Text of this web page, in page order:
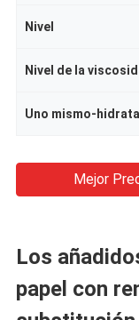
Nivel
Nivel de la
Uno mismo-
Mejor
Los
papel con